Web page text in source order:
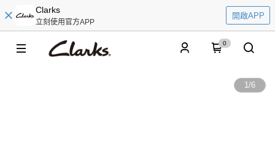
Clarks
立刻使用官方APP
開啟APP
0
1/6